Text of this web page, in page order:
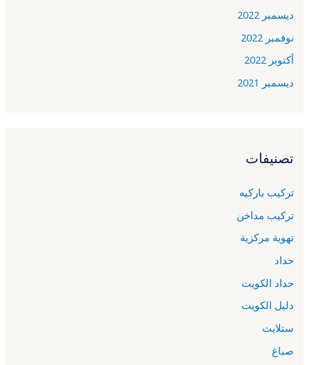
ديسمبر 2022
نوفمبر 2022
أكتوبر 2022
ديسمبر 2021
تصنيفات
تركيب باركيه
تركيب مداخن
تهوية مركزية
حداد
حداد الكويت
دليل الكويت
ستلايت
صباغ